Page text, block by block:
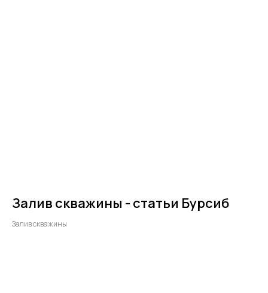
Залив скважины - статьи Бурсиб
Залив скважины